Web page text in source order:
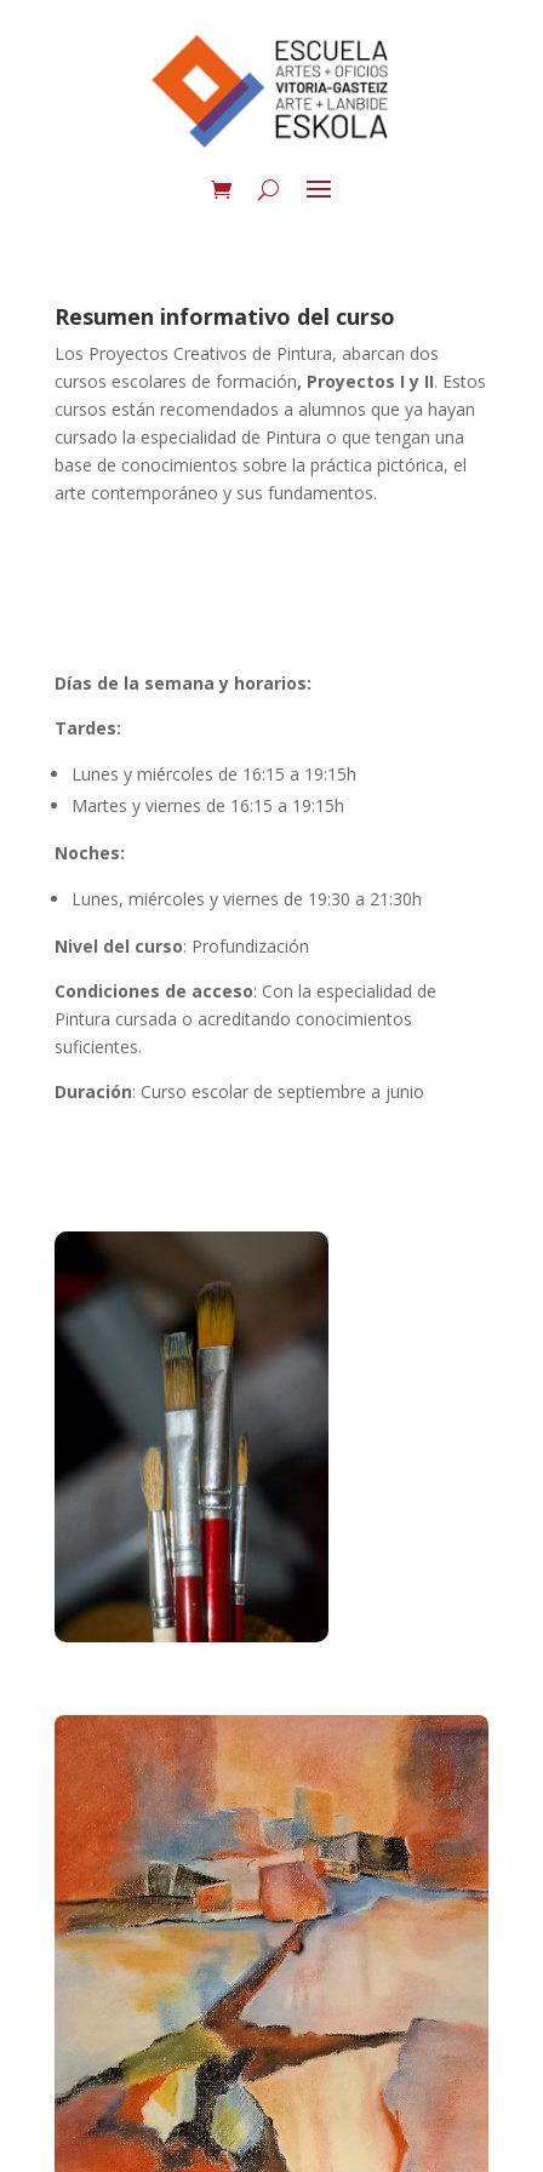
Resumen informativo del curso
Los Proyectos Creativos de Pintura, abarcan dos
cursos escolares de formación, Proyectos I y II. Estos
cursos están recomendados a alumnos que ya hayan
cursado la especialidad de Pintura o que tengan una
base de conocimientos sobre la práctica pictórica, el
arte contemporáneo y sus fundamentos.
Días de la semana y horarios:
Tardes:
Lunes y miércoles de 16:15 a 19:15h
Martes y viernes de 16:15 a 19:15h
Noches:
Lunes, miércoles y viernes de 19:30 a 21:30h
Nivel del curso: Profundización
Condiciones de acceso: Con la especialidad de
Pintura cursada o acreditando conocimientos
suficientes.
Duración: Curso escolar de septiembre a junio